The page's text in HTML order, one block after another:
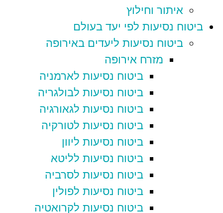
איתור וחילוץ
ביטוח נסיעות לפי יעד בעולם
ביטוח נסיעות ליעדים באירופה
מזרח אירופה
ביטוח נסיעות לארמניה
ביטוח נסיעות לבולגריה
ביטוח נסיעות לגאורגיה
ביטוח נסיעות לטורקיה
ביטוח נסיעות ליוון
ביטוח נסיעות לליטא
ביטוח נסיעות לסרביה
ביטוח נסיעות לפולין
ביטוח נסיעות לקרואטיה